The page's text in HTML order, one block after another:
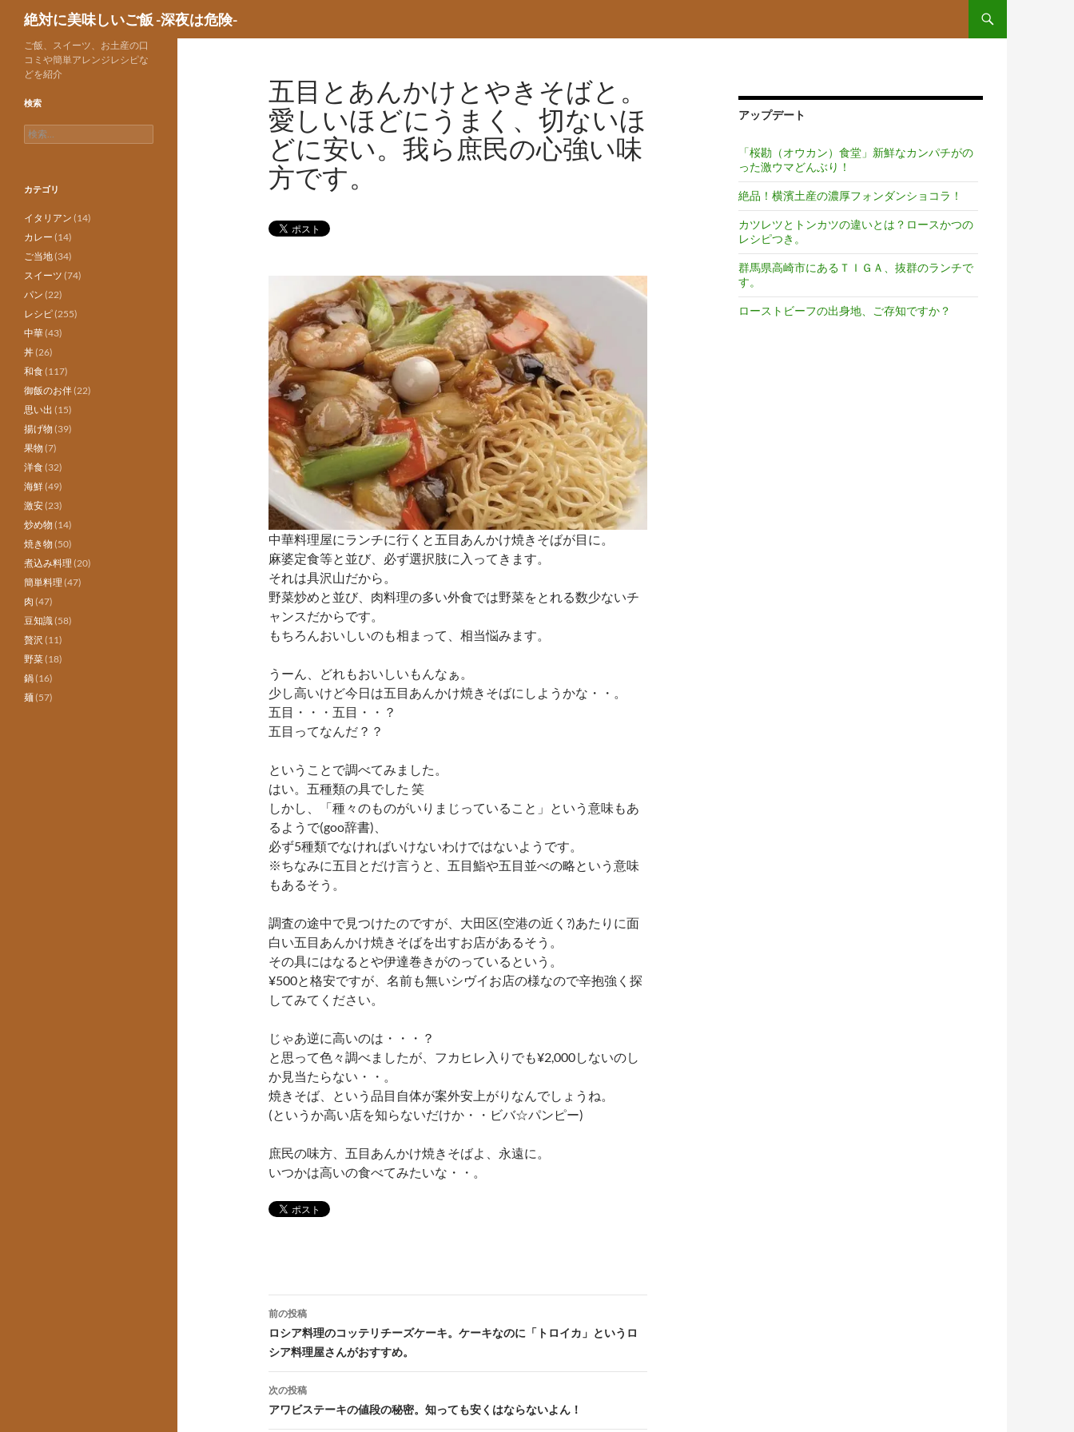
絶対に美味しいご飯 -深夜は危険-
五目とあんかけとやきそばと。
愛しいほどにうまく、切ないほ
どに安い。我ら庶民の心強い味
方です。
中華料理屋にランチに行くと五目あんかけ焼きそばが目に。
麻婆定食等と並び、必ず選択肢に入ってきます。
それは具沢山だから。
野菜炒めと並び、肉料理の多い外食では野菜をとれる数少ないチ
ャンスだからです。
もちろんおいしいのも相まって、相当悩みます。
うーん、どれもおいしいもんなぁ。
少し高いけど今日は五目あんかけ焼きそばにしようかな・・。
五目・・・五目・・？
五目ってなんだ？？
ということで調べてみました。
はい。五種類の具でした 笑
しかし、「種々のものがいりまじっていること」という意味もあ
るようで(goo辞書)、
必ず5種類でなければいけないわけではないようです。
※ちなみに五目とだけ言うと、五目鮨や五目並べの略という意味
もあるそう。
調査の途中で見つけたのですが、大田区(空港の近く?)あたりに面
白い五目あんかけ焼きそばを出すお店があるそう。
その具にはなるとや伊達巻きがのっているという。
¥500と格安ですが、名前も無いシヴイお店の様なので辛抱強く探
してみてください。
じゃあ逆に高いのは・・・？
と思って色々調べましたが、フカヒレ入りでも¥2,000しないのし
か見当たらない・・。
焼きそば、という品目自体が案外安上がりなんでしょうね。
(というか高い店を知らないだけか・・ビバ☆パンピー)
庶民の味方、五目あんかけ焼きそばよ、永遠に。
いつかは高いの食べてみたいな・・。
投
稿
ナ
ビ
ゲ
前の投稿
ロシア料理のコッテリチーズケーキ。ケーキなのに「トロイカ」というロ
シア料理屋さんがおすすめ。
次の投稿
アワビステーキの値段の秘密。知っても安くはならないよん！
アップデート
「桜勘（オウカン）食堂」新鮮なカンパチがの
った激ウマどんぶり！
絶品！横濱土産の濃厚フォンダンショコラ！
カツレツとトンカツの違いとは？ロースかつの
レシピつき。
群馬県高崎市にあるＴＩＧＡ、抜群のランチで
す。
ローストビーフの出身地、ご存知ですか？
ご飯、スイーツ、お土産の口
コミや簡単アレンジレシピな
どを紹介
検索
検
索:
カテゴリ
イタリアン (14)
カレー (14)
ご当地(34)
スイーツ (74)
パン (22)
レシピ(255)
中華(43)
丼(26)
和食(117)
御飯のお伴(22)
思い出 (15)
揚げ物 (39)
果物 (7)
洋食(32)
海鮮(49)
激安(23)
炒め物 (14)
焼き物 (50)
煮込み料理 (20)
簡単料理 (47)
肉 (47)
豆知識(58)
贅沢 (11)
野菜(18)
鍋(16)
麺(57)